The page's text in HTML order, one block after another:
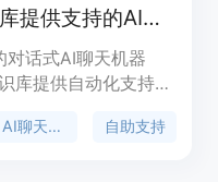
为您的网站、文档和知识库提供支持的AI聊天机器人
对话式AI聊天机器
库提供自动化支持。
助帮助，并减少对支
AI聊天机器人 自助支持